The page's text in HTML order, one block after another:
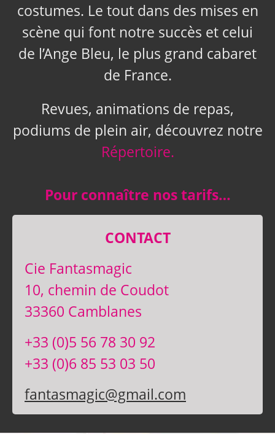
costumes. Le tout dans des mises en
scène qui font notre succès et celui
de l’Ange Bleu, le plus grand cabaret
de France.
Revues, animations de repas,
podiums de plein air, découvrez notre
Répertoire.
Pour connaître nos tarifs…
CONTACT
Cie Fantasmagic
10, chemin de Coudot
33360 Camblanes
+33 (0)5 56 78 30 92
+33 (0)6 85 53 03 50
fantasmagic@gmail.com